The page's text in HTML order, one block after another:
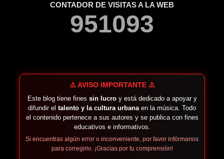
CONTADOR DE VISITAS A LA WEB
951093
⚠️ AVISO IMPORTANTE ⚠️
Este blog tiene fines sin lucroy está dedicado a apoyar y
difundir el talento y la cultura urbanaen la música. Todo
el contenido pertenece a sus autores y se publica con fines
educativos e informativos.
Si encuentras algún error o inconveniente, por favor infórmanos
para corregirlo. ¡Gracias por tu comprensión!